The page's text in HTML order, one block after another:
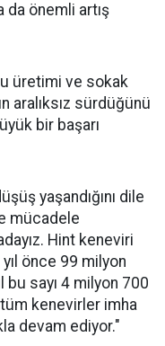
da önemli artış
üretimi ve sokak
aralıksız sürdüğünü
bir başarı
yaşandığını dile
mücadele
Hint keneviri
önce 99 milyon
bu sayı 4 milyon 700
kenevirler imha
devam ediyor."